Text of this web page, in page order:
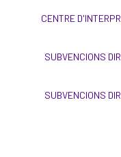
CENTRE
SUBVENCIONS
SUBVENCIONS